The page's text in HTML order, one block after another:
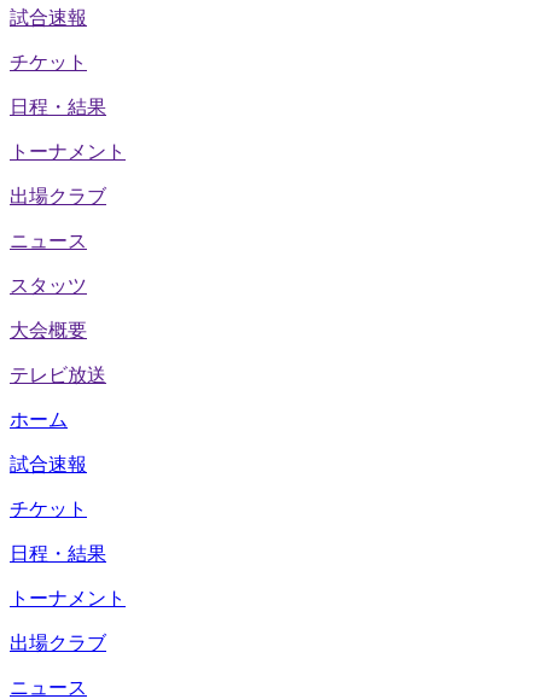
試合速報
チケット
日程・結果
トーナメント
出場クラブ
ニュース
スタッツ
大会概要
テレビ放送
ホーム
試合速報
チケット
日程・結果
トーナメント
出場クラブ
ニュース